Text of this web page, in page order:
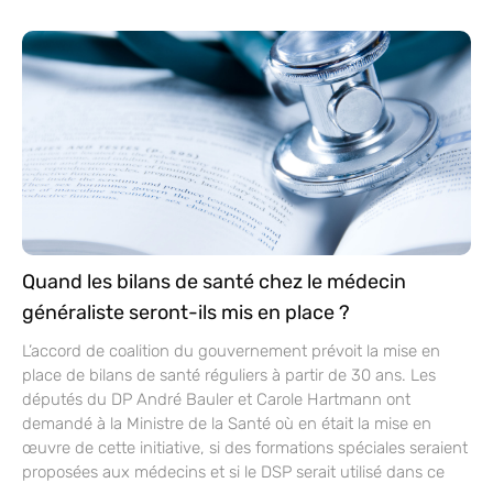
Quand les bilans de santé chez le médecin
généraliste seront-ils mis en place ?
L’accord de coalition du gouvernement prévoit la mise en
place de bilans de santé réguliers à partir de 30 ans. Les
députés du DP André Bauler et Carole Hartmann ont
demandé à la Ministre de la Santé où en était la mise en
œuvre de cette initiative, si des formations spéciales seraient
proposées aux médecins et si le DSP serait utilisé dans ce